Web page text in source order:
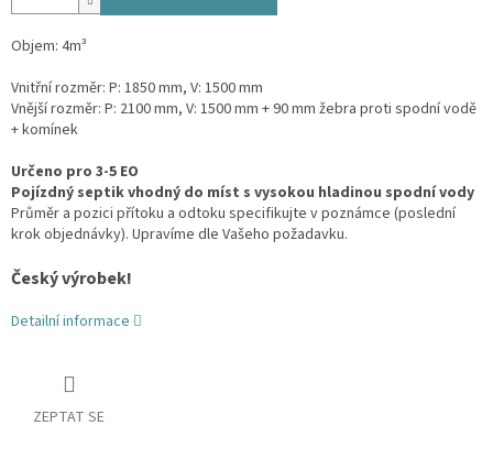
Objem: 4m³
Vnitřní rozměr: P: 1850 mm, V: 1500 mm
Vnější rozměr: P: 2100 mm, V: 1500 mm + 90 mm žebra proti spodní vodě
+ komínek
Určeno pro 3-5 EO
Pojízdný septik vhodný do míst s vysokou hladinou spodní vody
Průměr a pozici přítoku a odtoku specifikujte v poznámce (poslední
krok objednávky). Upravíme dle Vašeho požadavku.
Český výrobek!
Detailní informace
ZEPTAT SE